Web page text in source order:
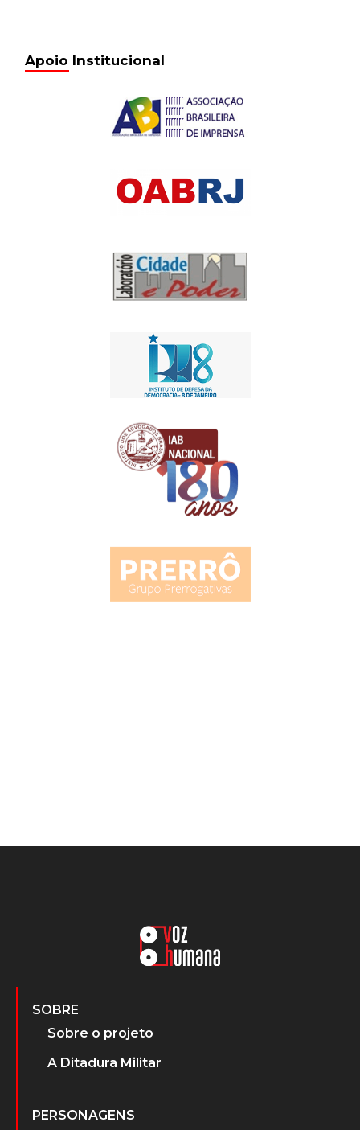
Apoio Institucional
SOBRE
Sobre o projeto
A Ditadura Militar
PERSONAGENS